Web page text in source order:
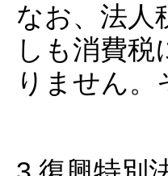
なお、法人
しも消費
りません